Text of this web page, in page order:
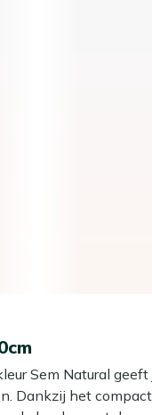
Sem Natural
Dankzij het